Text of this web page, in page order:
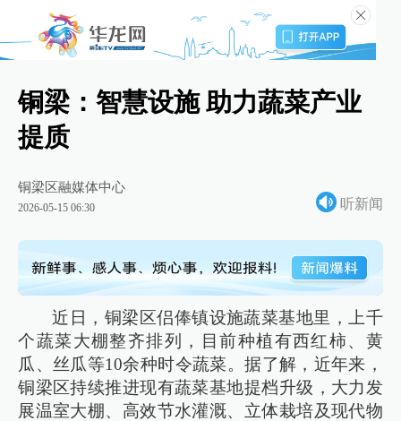
铜梁：智慧设施 助力蔬菜产业
提质
铜梁区融媒体中心
2026-05-15 06:30 听新闻
近日，铜梁区侣俸镇设施蔬菜基地里，上千
个蔬菜大棚整齐排列，目前种植有西红柿、黄
瓜、丝瓜等10余种时令蔬菜。据了解，近年来，
铜梁区持续推进现有蔬菜基地提档升级，大力发
展温室大棚、高效节水灌溉、立体栽培及现代物